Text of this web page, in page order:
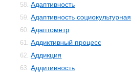
58. Адаптивность
59. Адаптивность социокультурная
60. Адаптометр
61. Аддиктивный процесс
62. Аддикция
63. Аддитивность